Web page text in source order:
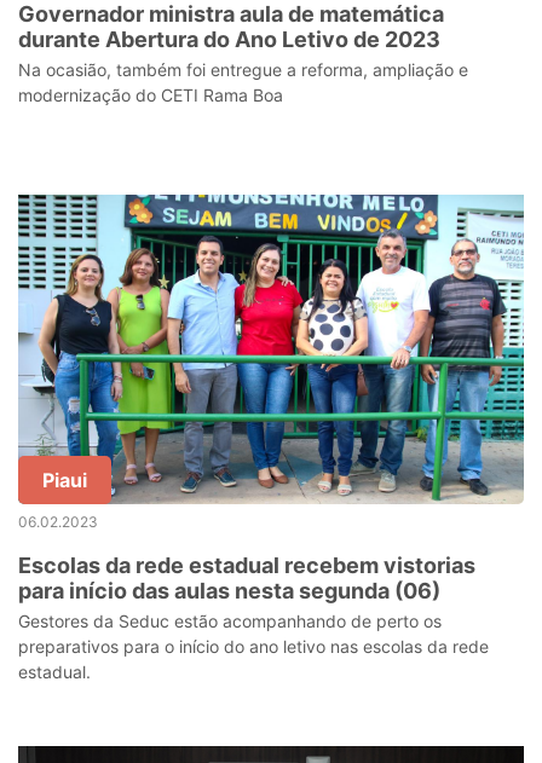
Governador ministra aula de matemática
durante Abertura do Ano Letivo de 2023
Na ocasião, também foi entregue a reforma, ampliação e
modernização do CETI Rama Boa
Piaui
06.02.2023
Escolas da rede estadual recebem vistorias
para início das aulas nesta segunda (06)
Gestores da Seduc estão acompanhando de perto os
preparativos para o início do ano letivo nas escolas da rede
estadual.